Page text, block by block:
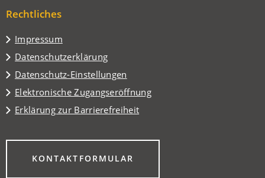
Tab)
neuen
Rechtliches
Impressum
Datenschutzerklärung
Datenschutz-Einstellungen
Elektronische Zugangseröffnung
Erklärung zur Barrierefreiheit
KONTAKTFORMULAR
(ÖFFNET